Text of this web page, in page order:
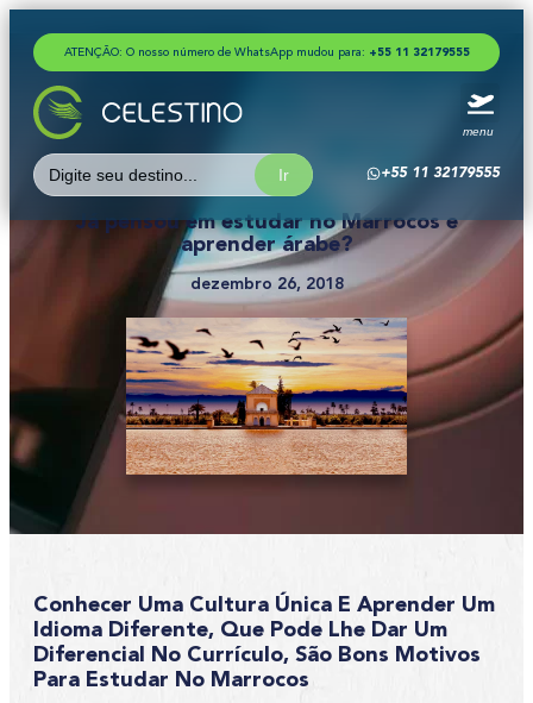
ATENÇÃO: O nosso número de WhatsApp mudou para: + 55 1 1 321 79555
menu
Search
for:
+55 11 32179555
Já pensou em estudar no Marrocos e
aprender árabe?
dezembro 26, 2018
Conhecer Uma Cultura Única E Aprender Um
Idioma Diferente, Que Pode Lhe Dar Um
Diferencial No Currículo, São Bons Motivos
Para Estudar No Marrocos